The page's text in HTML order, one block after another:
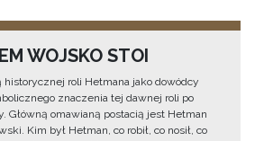
WOJSKO STOI
historycznej roli Hetmana jako dowódcy
znaczenia tej dawnej roli po
Główną omawianą postacią jest Hetman
Kim był Hetman, co robił, co nosił, co